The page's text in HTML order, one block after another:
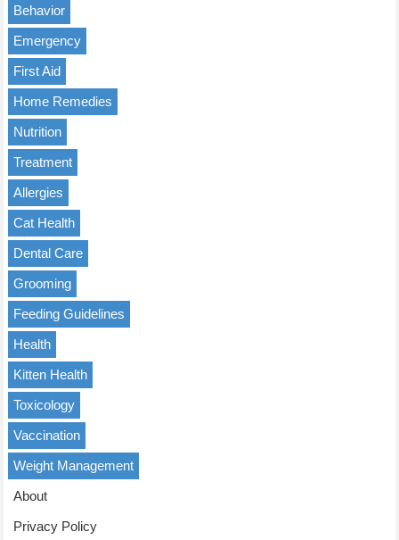
Behavior
Emergency
First Aid
Home Remedies
Nutrition
Treatment
Allergies
Cat Health
Dental Care
Grooming
Feeding Guidelines
Health
Kitten Health
Toxicology
Vaccination
Weight Management
About
Privacy Policy